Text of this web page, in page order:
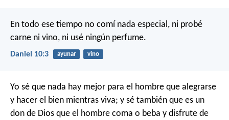
En todo ese tiempo no comí nada especial, ni probé
carne ni vino, ni usé ningún perfume.
Daniel 10:3 ayunar vino
Yo sé que nada hay mejor para el hombre que alegrarse
y hacer el bien mientras viva; y sé también que es un
don de Dios que el hombre coma o beba y disfrute de